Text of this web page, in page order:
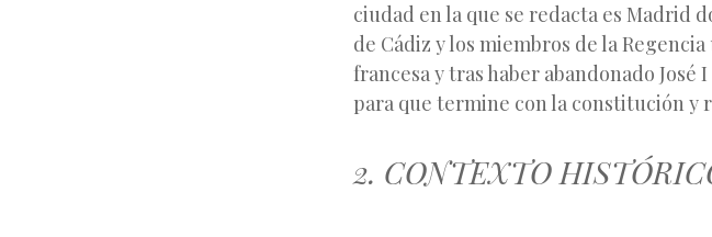
ciudad en la que se redacta es Madrid
de Cádiz y los miembros de la
francesa y tras haber abandonado
para que termine con la constitución y
2. CONTEXTO